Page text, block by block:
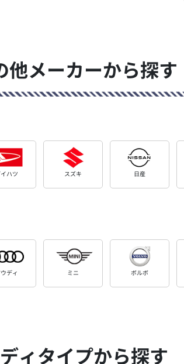
他メーカーから探す
ハツ スズキ 日産
ディ ミニ ボルボ
ィタイプから探す